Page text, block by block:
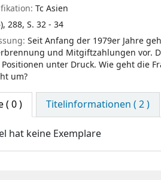
Tc Asien
288, S. 32 - 34
Seit Anfang der 1979er Jahre
und Mitgiftzahlungen vor.
unter Druck. Wie geht die
um?
( 0 ) Titelinformationen ( 2 )
hat keine Exemplare